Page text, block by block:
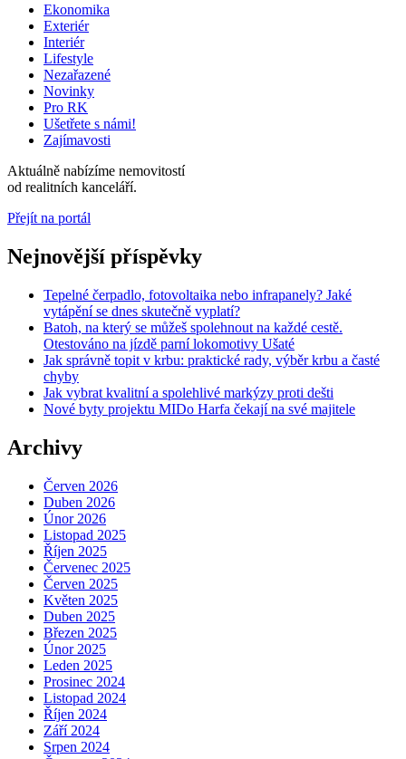
Ekonomika
Exteriér
Interiér
Lifestyle
Nezařazené
Novinky
Pro RK
Ušetřete s námi!
Zajímavosti
Aktuálně nabízíme nemovitostí
od realitních kanceláří.
Přejít na portál
Nejnovější příspěvky
Tepelné čerpadlo, fotovoltaika nebo infrapanely? Jaké
vytápění se dnes skutečně vyplatí?
Batoh, na který se můžeš spolehnout na každé cestě.
Otestováno na jízdě parní lokomotivy Ušaté
Jak správně topit v krbu: praktické rady, výběr krbu a časté
chyby
Jak vybrat kvalitní a spolehlivé markýzy proti dešti
Nové byty projektu MIDo Harfa čekají na své majitele
Archivy
Červen 2026
Duben 2026
Únor 2026
Listopad 2025
Říjen 2025
Červenec 2025
Červen 2025
Květen 2025
Duben 2025
Březen 2025
Únor 2025
Leden 2025
Prosinec 2024
Listopad 2024
Říjen 2024
Září 2024
Srpen 2024